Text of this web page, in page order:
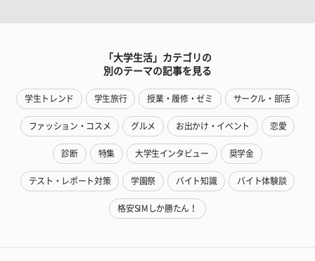
「大学生活」カテゴリの
別のテーマの記事を見る
学生トレンド 学生旅行 授業・履修・ゼミ サークル・部活
ファッション・コスメ グルメ お出かけ・イベント 恋愛
診断 特集 大学生インタビュー 奨学金
テスト・レポート対策 学園祭 バイト知識 バイト体験談
格安SIMしか勝たん！